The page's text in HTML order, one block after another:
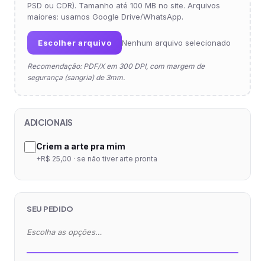
PSD ou CDR). Tamanho até 100 MB no site. Arquivos
maiores: usamos Google Drive/WhatsApp.
Escolher arquivo Nenhum arquivo selecionado
Recomendação: PDF/X em 300 DPI, com margem de
segurança (sangria) de 3mm.
ADICIONAIS
Criem a arte pra mim
+R$ 25,00 · se não tiver arte pronta
SEU PEDIDO
Escolha as opções…